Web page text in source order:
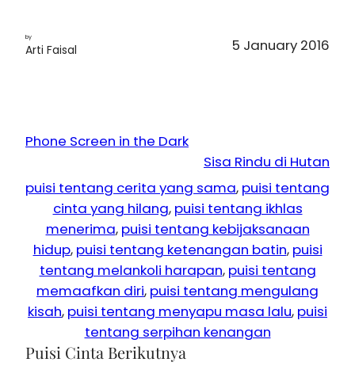
by
Arti Faisal 5 January 2016
Phone Screen in the Dark
Sisa Rindu di Hutan
puisi tentang cerita yang sama, puisi tentang
cinta yang hilang, puisi tentang ikhlas
menerima, puisi tentang kebijaksanaan
hidup, puisi tentang ketenangan batin, puisi
tentang melankoli harapan, puisi tentang
memaafkan diri, puisi tentang mengulang
kisah, puisi tentang menyapu masa lalu, puisi
tentang serpihan kenangan
Puisi Cinta Berikutnya